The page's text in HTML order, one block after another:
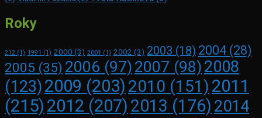
Roky
212 (1) 1991 (1) 2000 (3) 2001 (1) 2002 (3) 2003 (18) 2004 (28)
2005 (35) 2006 (97) 2007 (98) 2008
(123)2009 (203) 2010 (151) 2011
(215) 2012 (207) 2013 (176) 2014